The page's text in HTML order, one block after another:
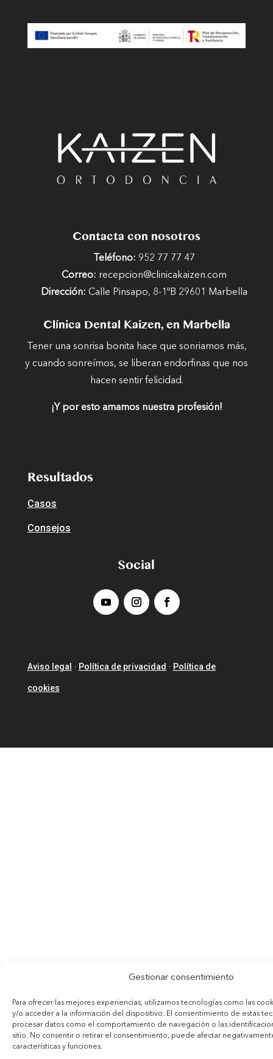
Gestionar consentimiento
Para ofrecer las mejores experiencias, utilizamos tecnologías como las
y/o acceder a la información del dispositivo. El consentimiento de estas
procesar datos como el comportamiento de navegación o las
sitio. No consentir o retirar el consentimiento, puede afectar
características y funciones.
Contacta con nosotros
Teléfono: 952 77 77 47
Correo: recepcion@clinicakaizen.com
Dirección: Calle Pinsapo, 8-1ºB 29601 Marbella
Clínica Dental Kaizen, en Marbella
Tener una sonrisa bonita hace que sonriamos más,
y cuando sonreímos, se liberan endorfinas que nos
hacen sentir felicidad.
¡Y por esto amamos nuestra profesión!
Resultados
Casos
Consejos
Social
Aviso legal · Política de privacidad · Política de
cookies